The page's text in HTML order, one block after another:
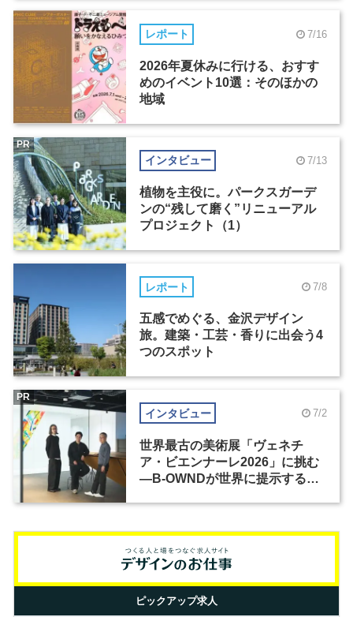
レポート 7/16
2026年夏休みに行ける、おすす
めのイベント10選：そのほかの
地域
インタビュー 7/13
植物を主役に。パークスガーデ
ンの“残して磨く”リニューアル
プロジェクト（1）
PR
レポート 7/8
五感でめぐる、金沢デザイン
旅。建築・工芸・香りに出会う4
つのスポット
インタビュー 7/2
世界最古の美術展「ヴェネチ
ア・ビエンナーレ2026」に挑む
―B-OWNDが世界に提示する美
PR
ピックアップ求人